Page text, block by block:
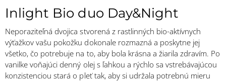
Inlight Bio duo Day&Night
Neporaziteľná dvojica stvorená z rastlinných bio-aktívnych
výťažkov vašu pokožku dokonale rozmazná a poskytne jej
všetko, čo potrebuje na to, aby bola krásna a žiarila zdravím. Po
vanilke voňajúci denný olej s ľahkou a rýchlo sa vstrebávajúcou
konzistenciou stará o pleť tak, aby si udržala potrebnú mieru